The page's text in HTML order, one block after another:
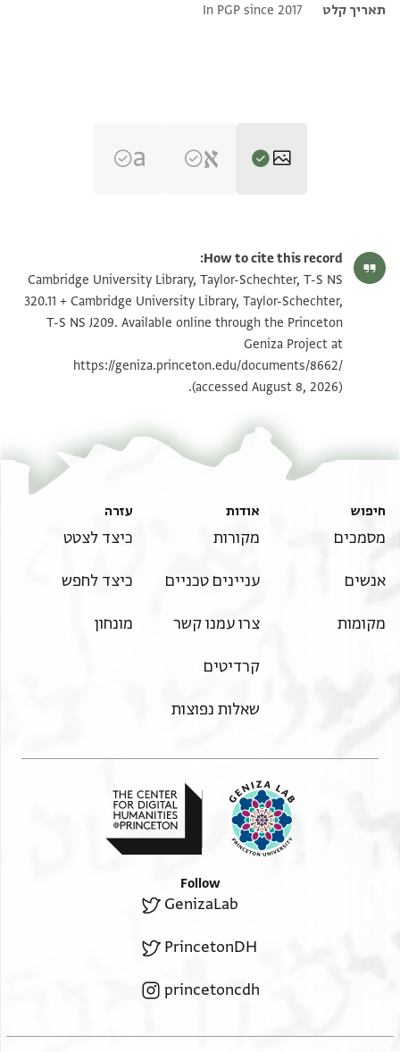
תאריך קלט
In PGP since 2017
T-S NS 320.11 1v הגדל וסובב
T-S NS J209 1r הגדל וסובב
T-S NS J209 1v
How to cite this record:
Cambridge University Library, Taylor-Schechter, T-S NS
320.11 + Cambridge University Library, Taylor-Schechter,
T-S NS J209. Available online through the Princeton
Geniza Project at
https://geniza.princeton.edu/documents/8662/
(accessed August 8, 2026).
חיפוש
מסמכים
אנשים
מקומות
אודות
מקורות
עניינים טכניים
צרו עמנו קשר
קרדיטים
שאלות נפוצות
עזרה
כיצד לצטט
כיצד לחפש
מונחון
Follow
GenizaLab
PrincetonDH
princetoncdh